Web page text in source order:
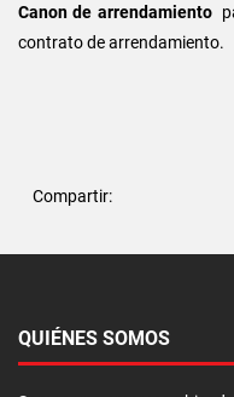
Canon de arrendamiento
contrato de arrendamiento.
Compartir:
QUIÉNES SOMOS